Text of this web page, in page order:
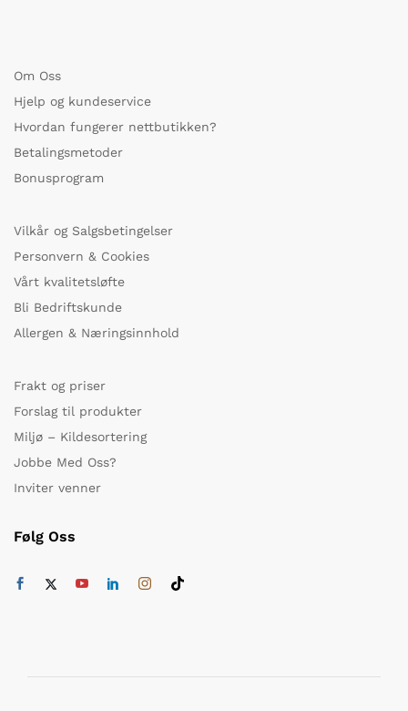
Om Oss
Hjelp og kundeservice
Hvordan fungerer nettbutikken?
Betalingsmetoder
Bonusprogram
Vilkår og Salgsbetingelser
Personvern & Cookies
Vårt kvalitetsløfte
Bli Bedriftskunde
Allergen & Næringsinnhold
Frakt og priser
Forslag til produkter
Miljø – Kildesortering
Jobbe Med Oss?
Inviter venner
Følg Oss